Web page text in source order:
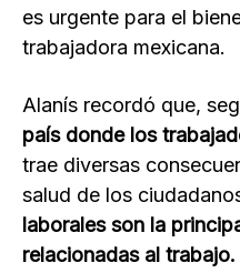
es urgente para el
trabajadora mexicana.
Alanís recordó que,
país donde los
trae diversas
salud de los
laborales son la
relacionadas al trabajo.